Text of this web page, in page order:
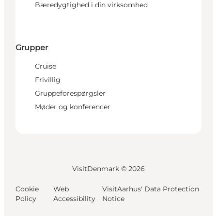
Bæredygtighed i din virksomhed
Grupper
Cruise
Frivillig
Gruppeforespørgsler
Møder og konferencer
VisitDenmark © 2026
Cookie
Policy
Web
Accessibility
VisitAarhus' Data Protection
Notice